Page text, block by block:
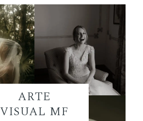
ARTE
VISUAL MF